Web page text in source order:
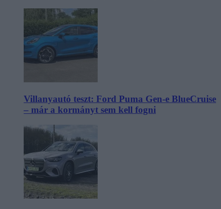
Villanyautó teszt: Ford Puma Gen-e BlueCruise
– már a kormányt sem kell fogni